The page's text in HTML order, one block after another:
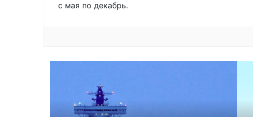
с мая по декабрь.